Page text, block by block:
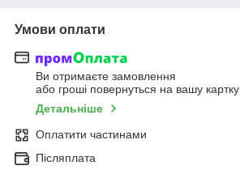
Умови оплати
Ви отримаєте замовлення
або гроші повернуться на вашу картку
Детальніше
Оплатити частинами
Післяплата